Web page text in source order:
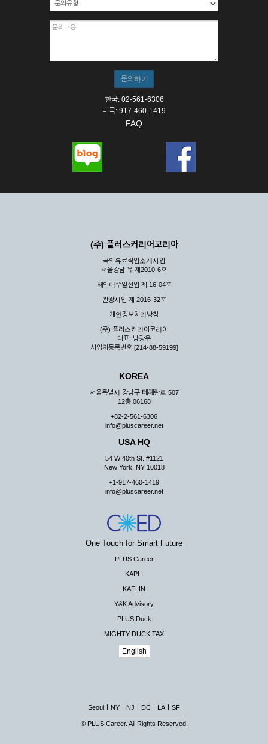
한국: 02-561-6306
미국: 917-460-1419
FAQ
(주) 플러스커리어코리아
국외유료직업소개사업
서울강남 유 제2010-6호
해외이주알선업 제 16-04호
관광사업 제 2016-32호
개인정보처리방침
(주) 플러스커리어코리아
대표: 남광우
사업자등록번호 [214-88-59199]
KOREA
서울특별시 강남구 테헤란로 507
12층 06168
+82-2-561-6306
info@pluscareer.net
USA HQ
54 W 40th St. #1121
New York, NY 10018
+1-917-460-1419
info@pluscareer.net
One Touch for Smart Future
PLUS Career
KAPLI
KAFLIN
Y&K Advisory
PLUS Duck
MIGHTY DUCK TAX
English
Seoul NY NJ DC LA SF
© PLUS Career. All Rights Reserved.